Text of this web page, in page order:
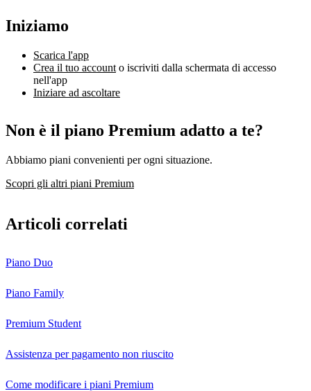
Iniziamo
Scarica l'app
Crea il tuo account o iscriviti dalla schermata di accesso
nell'app
Iniziare ad ascoltare
Non è il piano Premium adatto a te?
Abbiamo piani convenienti per ogni situazione.
Scopri gli altri piani Premium
Articoli correlati
Piano Duo
Piano Family
Premium Student
Assistenza per pagamento non riuscito
Come modificare i piani Premium